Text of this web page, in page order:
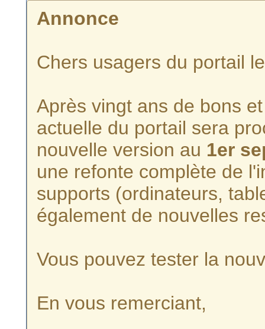
Annonce
Chers usagers du portail
Après vingt ans de bons
actuelle du portail sera
nouvelle version au 1er
une refonte complète de
supports (ordinateurs,
également de nouvelles
Vous pouvez tester la
En vous remerciant,